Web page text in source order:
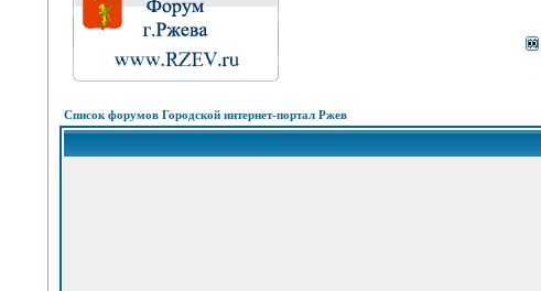
Список форумов Городской интернет-портал Ржев